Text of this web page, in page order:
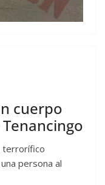
cuerpo
terrorífico
persona al